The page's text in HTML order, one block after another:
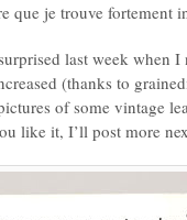
que je trouve fortement
last week when
(thanks to
of some vintage
like it, I’ll post more